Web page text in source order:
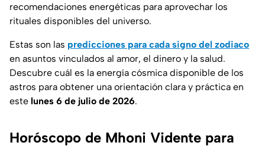
recomendaciones energéticas para aprovechar los
rituales disponibles del universo.
Estas son las predicciones para cada signo del zodiaco
en asuntos vinculados al amor, el dinero y la salud.
Descubre cuál es la energía cósmica disponible de los
astros para obtener una orientación clara y práctica en
este lunes 6 de julio de 2026.
Horóscopo de Mhoni Vidente para